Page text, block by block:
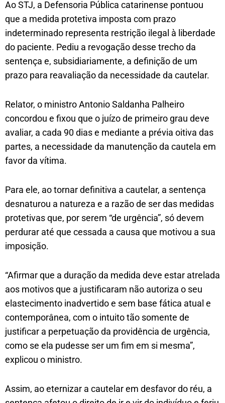
Ao STJ, a Defensoria Pública catarinense pontuou
que a medida protetiva imposta com prazo
indeterminado representa restrição ilegal à liberdade
do paciente. Pediu a revogação desse trecho da
sentença e, subsidiariamente, a definição de um
prazo para reavaliação da necessidade da cautelar.
Relator, o ministro Antonio Saldanha Palheiro
concordou e fixou que o juízo de primeiro grau deve
avaliar, a cada 90 dias e mediante a prévia oitiva das
partes, a necessidade da manutenção da cautela em
favor da vítima.
Para ele, ao tornar definitiva a cautelar, a sentença
desnaturou a natureza e a razão de ser das medidas
protetivas que, por serem “de urgência”, só devem
perdurar até que cessada a causa que motivou a sua
imposição.
“Afirmar que a duração da medida deve estar atrelada
aos motivos que a justificaram não autoriza o seu
elastecimento inadvertido e sem base fática atual e
contemporânea, com o intuito tão somente de
justificar a perpetuação da providência de urgência,
como se ela pudesse ser um fim em si mesma”,
explicou o ministro.
Assim, ao eternizar a cautelar em desfavor do réu, a